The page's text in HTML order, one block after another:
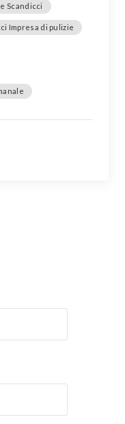
Scandicci
Impresa di pulizie